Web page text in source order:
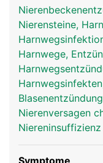
Nierensteine,
Harnwege,
Nierenversagen
Niereninsuffizienz
Symptome